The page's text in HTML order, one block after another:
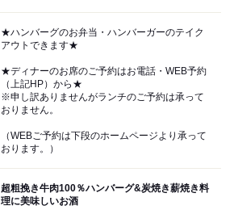
★ハンバーグのお弁当・ハンバーガーのテイク
アウトできます★
★ディナーのお席のご予約はお電話・WEB予約
（上記HP）から★
※申し訳ありませんがランチのご予約は承って
おりません。
（WEBご予約は下段のホームページより承って
おります。）
超粗挽き牛肉100％ハンバーグ&炭焼き薪焼き料
理に美味しいお酒